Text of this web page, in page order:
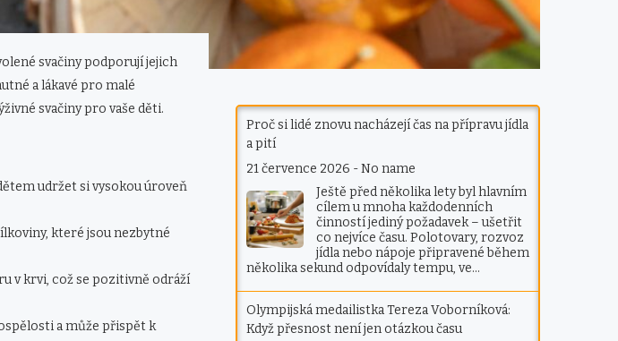
svačiny podporují jejich
a lákavé pro malé
svačiny pro vaše děti.
udržet si vysokou úroveň
které jsou nezbytné
v krvi, což se pozitivně odráží
a může přispět k
Proč si lidé znovu nacházejí čas na přípravu jídla
a pití
21 července 2026 -No name
Ještě před několika lety byl hlavním
cílem u mnoha každodenních
činností jediný požadavek – ušetřit
co nejvíce času. Polotovary, rozvoz
jídla nebo nápoje připravené během
několika sekund odpovídaly tempu, ve…
Olympijská medailistka Tereza Voborníková:
Když přesnost není jen otázkou času